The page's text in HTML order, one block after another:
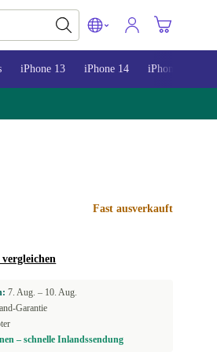
iPhone 13 iPhone 14 iPhone 15
Fast ausverkauft
7. Aug. – 10. Aug.
Garantie
– schnelle Inlandssendung